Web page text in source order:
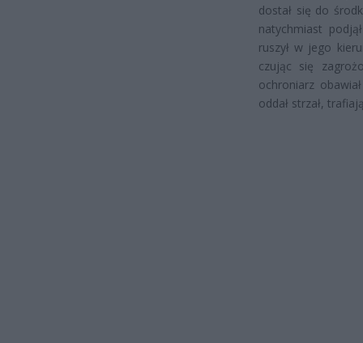
dostał się do
natychmiast
ruszył w jego
czując się
ochroniarz
oddał strzał,